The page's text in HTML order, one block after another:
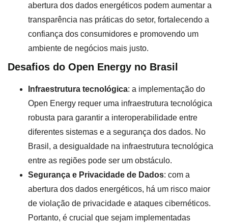
abertura dos dados energéticos podem aumentar a
transparência nas práticas do setor, fortalecendo a
confiança dos consumidores e promovendo um
ambiente de negócios mais justo.
Desafios do Open Energy no Brasil
Infraestrutura tecnológica: a implementação do
Open Energy requer uma infraestrutura tecnológica
robusta para garantir a interoperabilidade entre
diferentes sistemas e a segurança dos dados. No
Brasil, a desigualdade na infraestrutura tecnológica
entre as regiões pode ser um obstáculo.
Segurança e Privacidade de Dados: com a
abertura dos dados energéticos, há um risco maior
de violação de privacidade e ataques cibernéticos.
Portanto, é crucial que sejam implementadas